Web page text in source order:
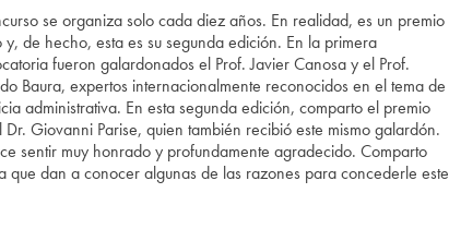
se organiza solo cada diez años. En realidad, es un premio
y, de hecho, esta es su segunda edición. En la primera
fueron galardonados el Prof. Javier Canosa y el Prof.
Baura, expertos internacionalmente reconocidos en el tema de
administrativa. En esta segunda edición, comparto el premio
Dr. Giovanni Parise, quien también recibió este mismo galardón.
sentir muy honrado y profundamente agradecido. Comparto
que dan a conocer algunas de las razones para concederle este